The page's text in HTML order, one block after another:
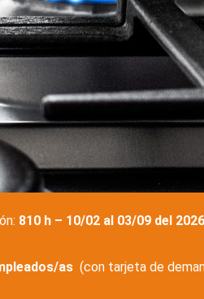
810 h – 10/02 al 03/09 del
as (con tarjeta de